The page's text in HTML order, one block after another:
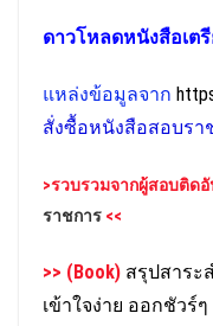
ดาวโหลดหนังสือเต
แหล่งข้อมูลจาก
สั่งซื้อหนังสือสอบรา
>รวบรวมจากผู้สอบติดอั
ราชการ <<
>> (Book) สรุปสาระ
เข้าใจง่าย ออกชัวร์